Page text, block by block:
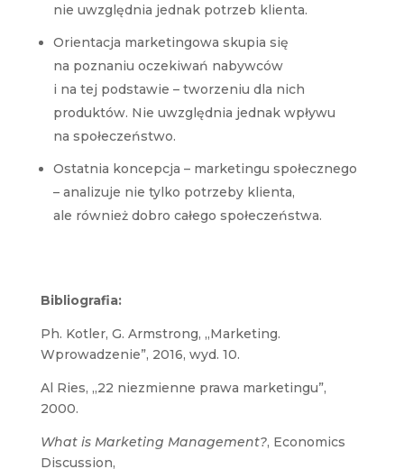
nie uwzględnia jednak potrzeb klienta.
Orientacja marketingowa skupia się
na poznaniu oczekiwań nabywców
i na tej podstawie – tworzeniu dla nich
produktów. Nie uwzględnia jednak wpływu
na społeczeństwo.
Ostatnia koncepcja – marketingu społecznego
– analizuje nie tylko potrzeby klienta,
ale również dobro całego społeczeństwa.
Bibliografia:
Ph. Kotler, G. Armstrong, „Marketing.
Wprowadzenie”, 2016, wyd. 10.
Al Ries, „22 niezmienne prawa marketingu”,
2000.
What is Marketing Management?, Economics
Discussion,